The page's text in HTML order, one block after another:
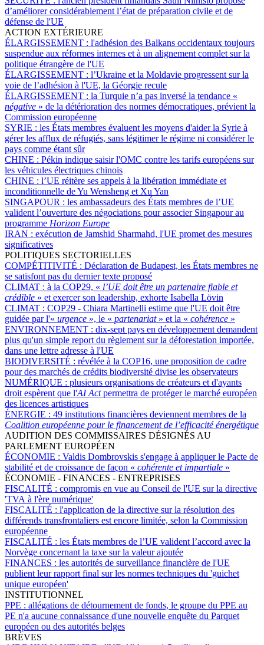
d’améliorer considérablement l’état de préparation civile et de
défense de l'UE
ACTION EXTÉRIEURE
ÉLARGISSEMENT : l'adhésion des Balkans occidentaux toujours
suspendue aux réformes internes et à un alignement complet sur la
politique étrangère de l'UE
ÉLARGISSEMENT : l’Ukraine et la Moldavie progressent sur la
voie de l’adhésion à l'UE, la Géorgie recule
ÉLARGISSEMENT : la Turquie n’a pas inversé la tendance «
négative » de la détérioration des normes démocratiques, prévient la
Commission européenne
SYRIE : les États membres évaluent les moyens d'aider la Syrie à
gérer les afflux de réfugiés, sans légitimer le régime ni considérer le
pays comme étant sûr
CHINE : Pékin indique saisir l'OMC contre les tarifs européens sur
les véhicules électriques chinois
CHINE : l’UE réitère ses appels à la libération immédiate et
inconditionnelle de Yu Wensheng et Xu Yan
SINGAPOUR : les ambassadeurs des États membres de l’UE
valident l’ouverture des négociations pour associer Singapour au
programme Horizon Europe
IRAN : exécution de Jamshid Sharmahd, l'UE promet des mesures
significatives
POLITIQUES SECTORIELLES
COMPÉTITIVITÉ : Déclaration de Budapest, les États membres ne
se satisfont pas du dernier texte proposé
CLIMAT : à la COP29, « l’UE doit être un partenaire fiable et
crédible » et exercer son leadership, exhorte Isabella Lövin
CLIMAT : COP29 - Chiara Martinelli estime que l'UE doit être
guidée par l'« urgence », le « partenariat » et la « cohérence »
ENVIRONNEMENT : dix-sept pays en développement demandent
plus qu'un simple report du règlement sur la déforestation importée,
dans une lettre adresse à l'UE
BIODIVERSITÉ : révélée à la COP16, une proposition de cadre
pour des marchés de crédits biodiversité divise les observateurs
NUMÉRIQUE : plusieurs organisations de créateurs et d'ayants
droit espèrent que l'AI Actpermettra de protéger le marché européen
des licences artistiques
ÉNERGIE : 49 institutions financières deviennent membres de la
Coalition européenne pour le financement de l’efficacité énergétique
AUDITION DES COMMISSAIRES DÉSIGNÉS AU
PARLEMENT EUROPÉEN
ÉCONOMIE : Valdis Dombrovskis s'engage à appliquer le Pacte de
stabilité et de croissance de façon « cohérente et impartiale »
ÉCONOMIE - FINANCES - ENTREPRISES
FISCALITÉ : compromis en vue au Conseil de l'UE sur la directive
'TVA à l'ère numérique'
FISCALITÉ : l'application de la directive sur la résolution des
différends transfrontaliers est encore limitée, selon la Commission
européenne
FISCALITÉ : les États membres de l’UE valident l’accord avec la
Norvège concernant la taxe sur la valeur ajoutée
FINANCES : les autorités de surveillance financière de l'UE
publient leur rapport final sur les normes techniques du 'guichet
unique européen'
INSTITUTIONNEL
PPE : allégations de détournement de fonds, le groupe du PPE au
PE n'a aucune connaissance d'une nouvelle enquête du Parquet
européen ou des autorités belges
BRÈVES